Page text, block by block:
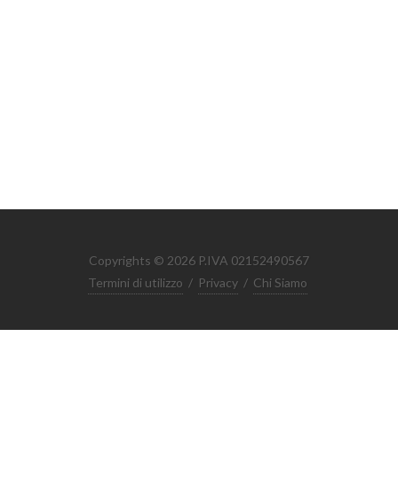
Copyrights © 2026 P.IVA 02152490567
Termini di utilizzo / Privacy / Chi Siamo